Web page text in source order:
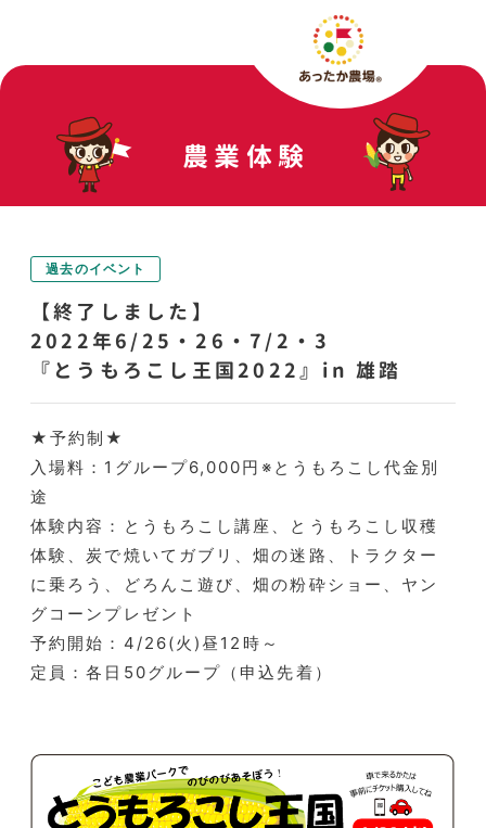
農業体験
過去のイベント
【終了しました】
2022年6/25・26・7/2・3
『とうもろこし王国2022』in 雄踏
★予約制★
入場料：1グループ6,000円※とうもろこし代金別
途
体験内容：とうもろこし講座、とうもろこし収穫
体験、炭で焼いてガブリ、畑の迷路、トラクター
に乗ろう、どろんこ遊び、畑の粉砕ショー、ヤン
グコーンプレゼント
予約開始：4/26(火)昼12時～
定員：各日50グループ（申込先着）